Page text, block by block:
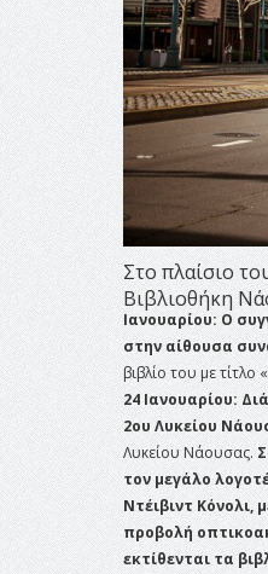
Στο πλαίσιο
Βιβλιοθήκη
Ιανουαρίου: Ο
στην αίθουσα
βιβλίο του με
24 Ιανουαρίου:
2ου Λυκείου
Λυκείου Νάουσας.
τον μεγάλο
Ντέιβιντ Κόνολι,
προβολή
εκτίθενται τα